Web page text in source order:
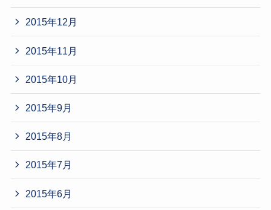
2015年12月
2015年11月
2015年10月
2015年9月
2015年8月
2015年7月
2015年6月